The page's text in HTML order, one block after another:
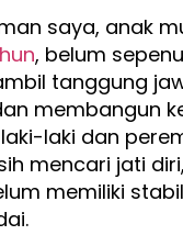
saya, anak
, belum
tanggung
membangun
laki dan
mencari jati
memiliki